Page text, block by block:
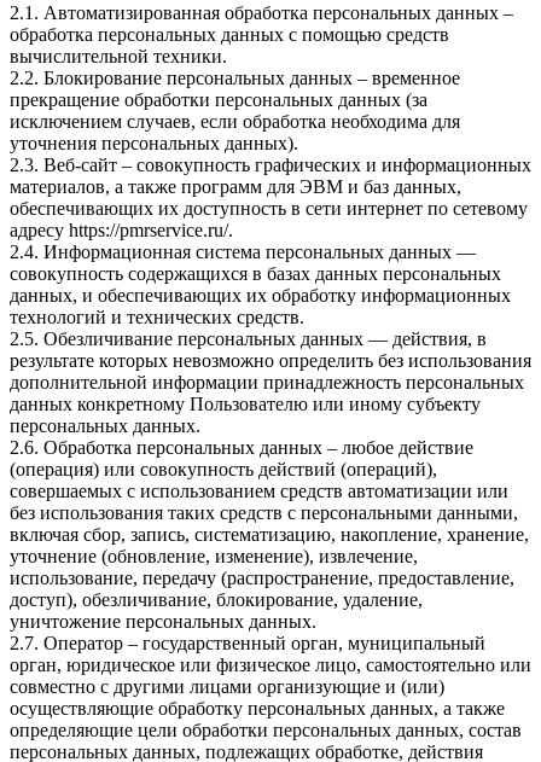
2.1. Автоматизированная обработка персональных данных –
обработка персональных данных с помощью средств
вычислительной техники.
2.2. Блокирование персональных данных – временное
прекращение обработки персональных данных (за
исключением случаев, если обработка необходима для
уточнения персональных данных).
2.3. Веб-сайт – совокупность графических и информационных
материалов, а также программ для ЭВМ и баз данных,
обеспечивающих их доступность в сети интернет по сетевому
адресу https://pmrservice.ru/.
2.4. Информационная система персональных данных —
совокупность содержащихся в базах данных персональных
данных, и обеспечивающих их обработку информационных
технологий и технических средств.
2.5. Обезличивание персональных данных — действия, в
результате которых невозможно определить без использования
дополнительной информации принадлежность персональных
данных конкретному Пользователю или иному субъекту
персональных данных.
2.6. Обработка персональных данных – любое действие
(операция) или совокупность действий (операций),
совершаемых с использованием средств автоматизации или
без использования таких средств с персональными данными,
включая сбор, запись, систематизацию, накопление, хранение,
уточнение (обновление, изменение), извлечение,
использование, передачу (распространение, предоставление,
доступ), обезличивание, блокирование, удаление,
уничтожение персональных данных.
2.7. Оператор – государственный орган, муниципальный
орган, юридическое или физическое лицо, самостоятельно или
совместно с другими лицами организующие и (или)
осуществляющие обработку персональных данных, а также
определяющие цели обработки персональных данных, состав
персональных данных, подлежащих обработке, действия